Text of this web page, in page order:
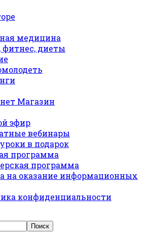
медицина
фитнес, диеты
Магазин
эфир
вебинары
в подарок
программа
программа
на оказание информационных
конфиденциальности